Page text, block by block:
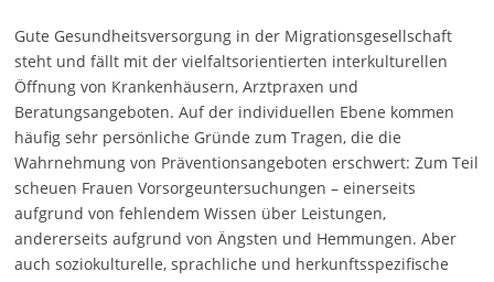
Gute Gesundheitsversorgung in der Migrationsgesellschaft
steht und fällt mit der vielfaltsorientierten interkulturellen
Öffnung von Krankenhäusern, Arztpraxen und
Beratungsangeboten. Auf der individuellen Ebene kommen
häufig sehr persönliche Gründe zum Tragen, die die
Wahrnehmung von Präventionsangeboten erschwert: Zum Teil
scheuen Frauen Vorsorgeuntersuchungen – einerseits
aufgrund von fehlendem Wissen über Leistungen,
andererseits aufgrund von Ängsten und Hemmungen. Aber
auch soziokulturelle, sprachliche und herkunftsspezifische